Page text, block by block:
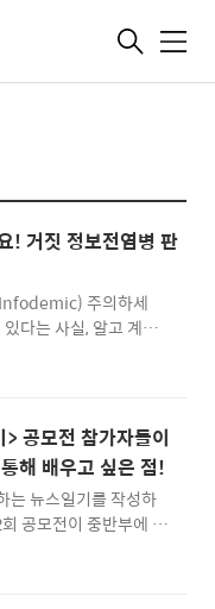
메
! 거짓 정보전염병 판
주의하세
다는 사실, 알고 계셨
보를 판별하는 방법에
합성어로, 근거 없는
서 우리 사회에 심각한
것을 말합니다. 거짓 정
통해 급속도로 퍼지기
게 정보를 받아들이는
턴주립대학의 마이크
공모전 참가자들이
해 배우고 싶은 점!
는 뉴스일기를 작성하
공모전이 중반부에 접
이 뉴스일기를 작성하